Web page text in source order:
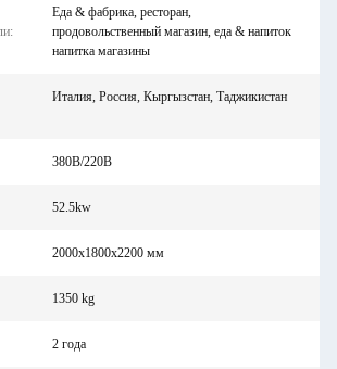
Еда & фабрика, ресторан,
продовольственный магазин, еда & напиток
напитка магазины
Италия, Россия, Кыргызстан, Таджикистан
380В/220В
52.5kw
2000x1800x2200 мм
1350 kg
2 года